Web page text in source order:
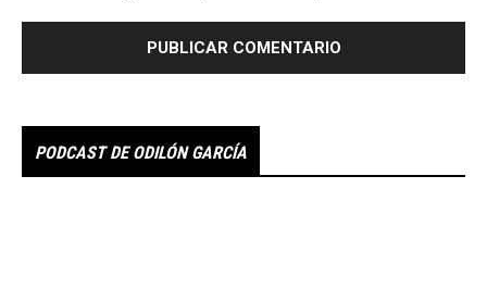
PODCAST DE ODILÓN GARCÍA